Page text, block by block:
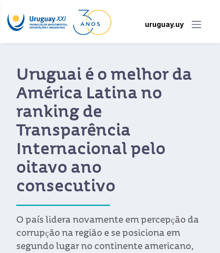
uruguay.uy
Uruguai é o melhor da
América Latina no
ranking de
Transparência
Internacional pelo
oitavo ano
consecutivo
O país lidera novamente em percepção da
corrupção na região e se posiciona em
segundo lugar no continente americano,